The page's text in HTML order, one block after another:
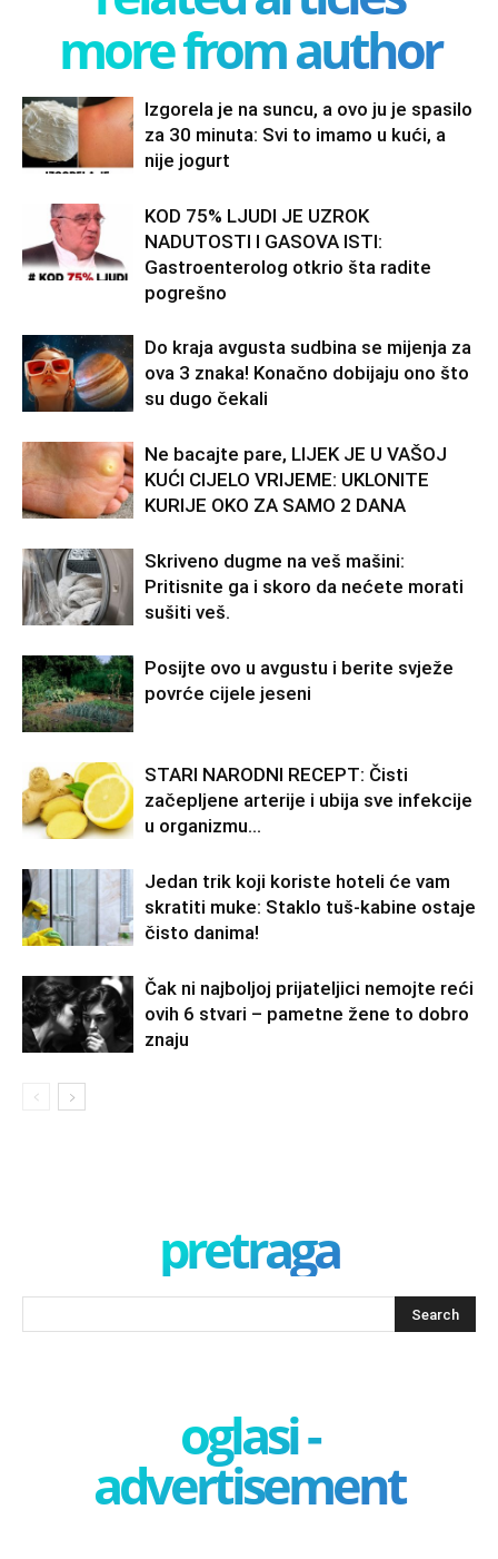
more from author
Izgorela je na suncu, a ovo ju je spasilo
za 30 minuta: Svi to imamo u kući, a
nije jogurt
KOD 75% LJUDI JE UZROK
NADUTOSTI I GASOVA ISTI:
Gastroenterolog otkrio šta radite
pogrešno
Do kraja avgusta sudbina se mijenja za
ova 3 znaka! Konačno dobijaju ono što
su dugo čekali
Ne bacajte pare, LIJEK JE U VAŠOJ
KUĆI CIJELO VRIJEME: UKLONITE
KURIJE OKO ZA SAMO 2 DANA
Skriveno dugme na veš mašini:
Pritisnite ga i skoro da nećete morati
sušiti veš.
Posijte ovo u avgustu i berite svježe
povrće cijele jeseni
STARI NARODNI RECEPT: Čisti
začepljene arterije i ubija sve infekcije
u organizmu…
Jedan trik koji koriste hoteli će vam
skratiti muke: Staklo tuš-kabine ostaje
čisto danima!
Čak ni najboljoj prijateljici nemojte reći
ovih 6 stvari – pametne žene to dobro
znaju
pretraga
oglasi -
advertisement